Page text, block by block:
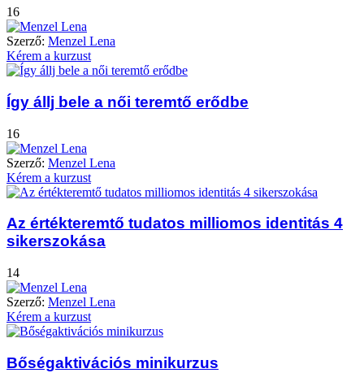
16
Szerző: Menzel Lena
Kérem a kurzust
Így állj bele a női teremtő erődbe
16
Szerző: Menzel Lena
Kérem a kurzust
Az értékteremtő tudatos milliomos identitás 4
sikerszokása
14
Szerző: Menzel Lena
Kérem a kurzust
Bőségaktivációs minikurzus